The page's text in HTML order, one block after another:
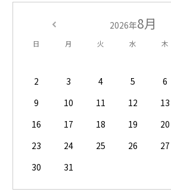
2026年8月
日 月 火 水 木
2
3 4 5 6
9
10 11 12 13
16
17 18 19 20
23
24 25 26 27
30
31